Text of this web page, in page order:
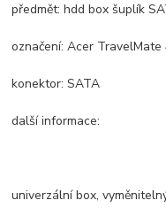
předmět: hdd box šuplík
označení: Acer
konektor: SATA
další informace:
univerzální box,